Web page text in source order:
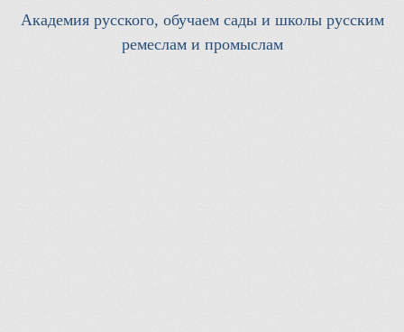
Академия русского, обучаем сады и школы русским
ремеслам и промыслам